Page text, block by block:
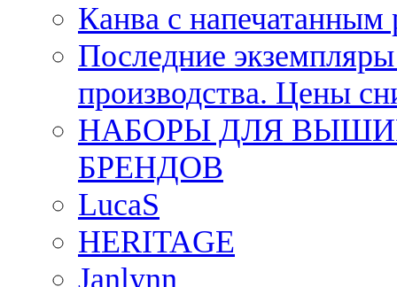
Канва с напечатанным
Последние
производства. Цены
НАБОРЫ ДЛЯ
БРЕНДОВ
LucaS
HERITAGE
Janlynn